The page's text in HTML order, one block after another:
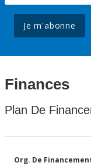
Je m'abonne
Finances
Plan De
Org. De